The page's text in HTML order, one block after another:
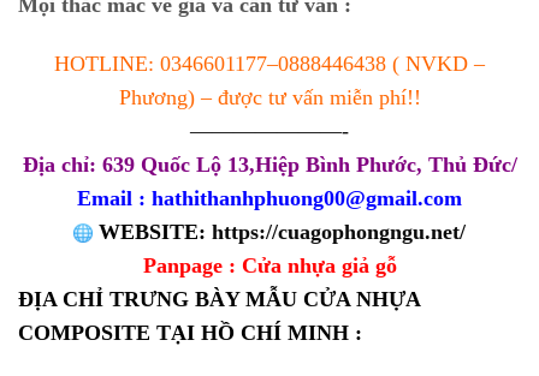
HOTLINE: 0346601177–0888446438 ( NVKD –
Phương) – được tư vấn miễn phí!!
———————-
Địa chỉ: 639 Quốc Lộ 13,Hiệp Bình Phước, Thủ Đức/
Email : hathithanhphuong00@gmail.com
WEBSITE: https://cuagophongngu.net/
Panpage : Cửa nhựa giả gỗ
ĐỊA CHỈ TRƯNG BÀY MẪU CỬA NHỰA
COMPOSITE TẠI HỒ CHÍ MINH :